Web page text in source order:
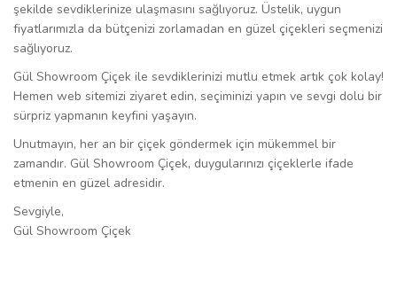
şekilde sevdiklerinize ulaşmasını sağlıyoruz. Üstelik, uygun
fiyatlarımızla da bütçenizi zorlamadan en güzel çiçekleri seçmenizi
sağlıyoruz.
Gül Showroom Çiçek ile sevdiklerinizi mutlu etmek artık çok kolay!
Hemen web sitemizi ziyaret edin, seçiminizi yapın ve sevgi dolu bir
sürpriz yapmanın keyfini yaşayın.
Unutmayın, her an bir çiçek göndermek için mükemmel bir
zamandır. Gül Showroom Çiçek, duygularınızı çiçeklerle ifade
etmenin en güzel adresidir.
Sevgiyle,
Gül Showroom Çiçek